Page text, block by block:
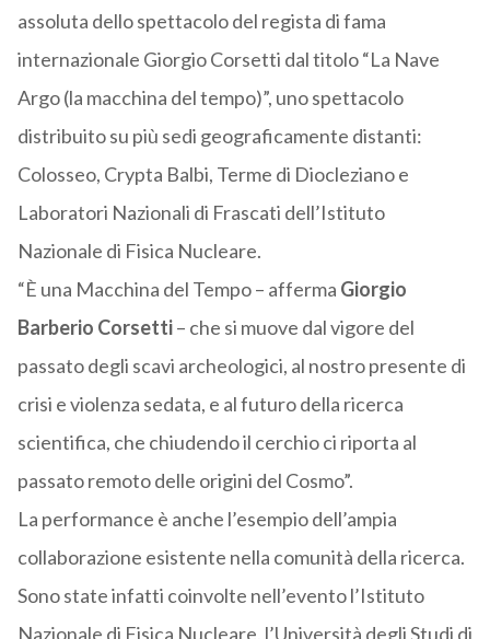
assoluta dello spettacolo del regista di fama
internazionale Giorgio Corsetti dal titolo “La Nave
Argo (la macchina del tempo)”, uno spettacolo
distribuito su più sedi geograficamente distanti:
Colosseo, Crypta Balbi, Terme di Diocleziano e
Laboratori Nazionali di Frascati dell’Istituto
Nazionale di Fisica Nucleare.
“È una Macchina del Tempo – afferma Giorgio
Barberio Corsetti– che si muove dal vigore del
passato degli scavi archeologici, al nostro presente di
crisi e violenza sedata, e al futuro della ricerca
scientifica, che chiudendo il cerchio ci riporta al
passato remoto delle origini del Cosmo”.
La performance è anche l’esempio dell’ampia
collaborazione esistente nella comunità della ricerca.
Sono state infatti coinvolte nell’evento l’Istituto
Nazionale di Fisica Nucleare, l’Università degli Studi di